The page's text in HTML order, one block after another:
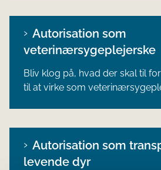
Autorisation som
veterinærsygeplejerske
Bliv klog på, hvad der skal til
til at virke som
Autorisation som
levende dyr